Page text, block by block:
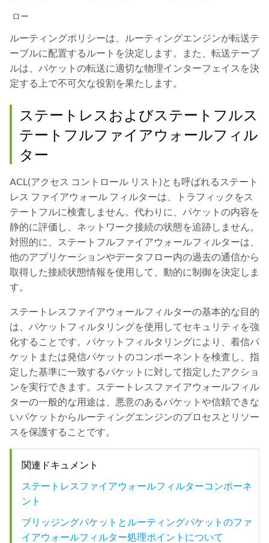
ロー
ルーティングポリシーは、ルーティングエンジンが転送テ
ーブルに配置するルートを決定します。また、転送テーブ
ルは、パケットの転送に適切な物理インターフェイスを決
定する上で不可欠な役割を果たします。
ステートレスおよびステートフルス
テートフルファイアウォールフィル
ター
ACL(アクセス コントロール リスト)とも呼ばれるステート
レス ファイアウォール フィルターは、トラフィックをス
テートフルに検査しません。代わりに、パケットの内容を
静的に評価し、ネットワーク接続の状態を追跡しません。
対照的に、ステートフルファイアウォールフィルターは、
他のアプリケーションやデータフロー内の過去の通信から
取得した接続状態情報を使用して、動的に制御を決定しま
す。
ステートレスファイアウォールフィルターの基本的な目的
は、パケットフィルタリングを使用してセキュリティを強
化することです。パケットフィルタリングにより、着信パ
ケットまたは発信パケットのコンポーネントを検査し、指
定した基準に一致するパケットに対して指定したアクショ
ンを実行できます。ステートレスファイアウォールフィル
ターの一般的な用途は、悪意のあるパケットや信頼できな
いパケットからルーティングエンジンのプロセスとリソー
スを保護することです。
関連ドキュメント
ステートレスファイアウォールフィルターコンポーネ
ント
ブリッジングパケットとルーティングパケットのファ
イアウォールフィルター処理ポイントについて